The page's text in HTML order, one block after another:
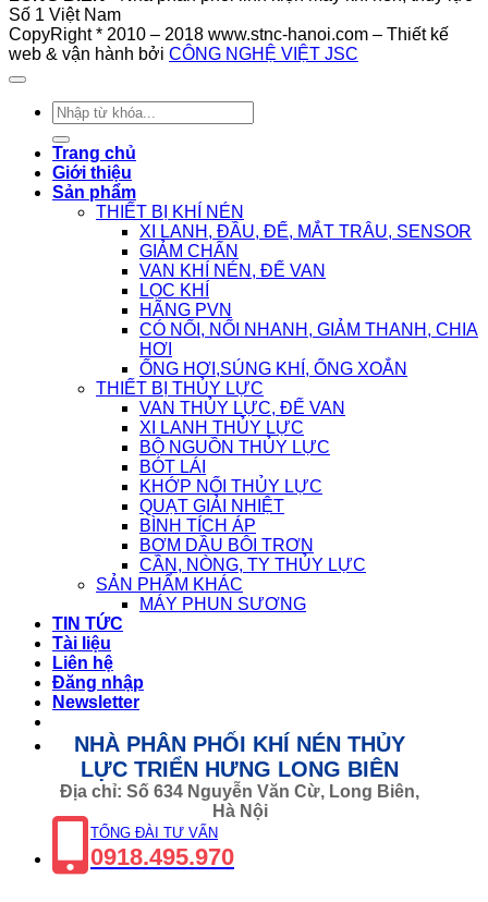
Số 1 Việt Nam
CopyRight * 2010 – 2018 www.stnc-hanoi.com – Thiết kế
web & vận hành bởi CÔNG NGHỆ VIỆT JSC
Tìm
kiếm:
Trang chủ
Giới thiệu
Sản phẩm
THIẾT BỊ KHÍ NÉN
XI LANH, ĐẦU, ĐẾ, MẮT TRÂU, SENSOR
GIẢM CHẤN
VAN KHÍ NÉN, ĐẾ VAN
LỌC KHÍ
HÃNG PVN
CÓ NỐI, NỐI NHANH, GIẢM THANH, CHIA
HƠI
ỐNG HƠI,SÚNG KHÍ, ỐNG XOẮN
THIẾT BỊ THỦY LỰC
VAN THỦY LỰC, ĐẾ VAN
XI LANH THỦY LỰC
BỘ NGUỒN THỦY LỰC
BÓT LÁI
KHỚP NỐI THỦY LỰC
QUẠT GIẢI NHIỆT
BÌNH TÍCH ÁP
BƠM DẦU BÔI TRƠN
CẦN, NÒNG, TY THỦY LỰC
SẢN PHẨM KHÁC
MÁY PHUN SƯƠNG
TIN TỨC
Tài liệu
Liên hệ
Đăng nhập
Newsletter
NHÀ PHÂN PHỐI KHÍ NÉN THỦY
LỰC TRIỂN HƯNG LONG BIÊN
Địa chỉ: Số 634 Nguyễn Văn Cừ, Long Biên,
Hà Nội
TỔNG ĐÀI TƯ VẤN
0918.495.970